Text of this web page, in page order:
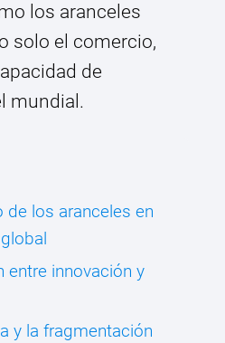
los aranceles
solo el comercio,
de
mundial.
de los aranceles en
entre innovación y
y la fragmentación